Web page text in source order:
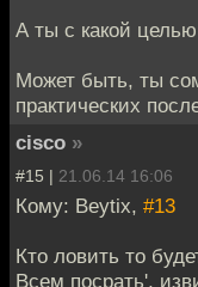
А ты с какой
Может быть, ты
практических
cisco »
#15 | 21.06.14 16:06
Кому: Beytix, #13
Кто ловить то
Всем посрать',